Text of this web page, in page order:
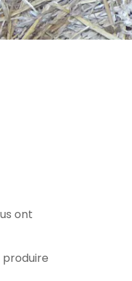
ont
produire